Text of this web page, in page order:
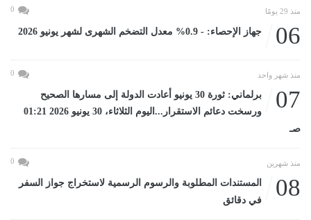
منذ 29 يومًا 0
06 جهاز الإحصاء: - 0.9% معدل التضخم الشهرى لشهر يونيو 2026
منذ شهر واحد 0
07
برلماني: ثورة 30 يونيو أعادت الدولة إلى مسارها الصحيح
ورسخت دعائم الاستقرار...اليوم الثلاثاء، 30 يونيو 2026 01:21
صـ
منذ شهرين 0
08
المستندات المطلوبة والرسوم الرسمية لاستخراج جواز السفر
في دقائق